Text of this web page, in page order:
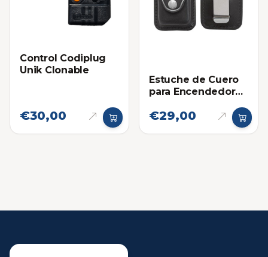
Control Codiplug
Unik Clonable
€30,00
Estuche de Cuero
para Encendedores
€29,00